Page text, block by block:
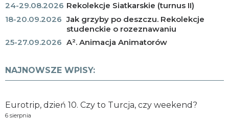
24-29.08.2026 Rekolekcje Siatkarskie (turnus II)
18-20.09.2026 Jak grzyby po deszczu. Rekolekcje
studenckie o rozeznawaniu
25-27.09.2026 A². Animacja Animatorów
NAJNOWSZE WPISY:
Eurotrip, dzień 10. Czy to Turcja, czy weekend?
6 sierpnia